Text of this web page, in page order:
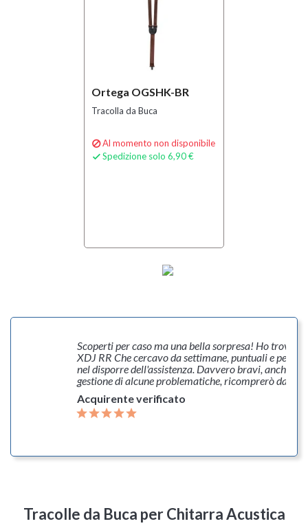
Ortega OGSHK-BR
Tracolla da Buca
Al momento non disponibile
 Spedizione solo 6,90 €
Scoperti per caso ma una bella sorpresa! Ho trovato
XDJ RR Che cercavo da settimane, puntuali e
nel disporre dell'assistenza. Davvero bravi, anche
gestione di alcune problematiche, ricomprerò da voi!
Acquirente verificato
Tracolle da Buca per Chitarra Acustica